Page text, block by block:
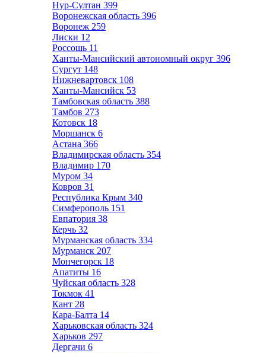
Нур-Султан 399
Воронежская область 396
Воронеж 259
Лиски 12
Россошь 11
Ханты-Мансийский автономный округ 396
Сургут 148
Нижневартовск 108
Ханты-Мансийск 53
Тамбовская область 388
Тамбов 273
Котовск 18
Моршанск 6
Астана 366
Владимирская область 354
Владимир 170
Муром 34
Ковров 31
Республика Крым 340
Симферополь 151
Евпатория 38
Керчь 32
Мурманская область 334
Мурманск 207
Мончегорск 18
Апатиты 16
Чуйская область 328
Токмок 41
Кант 28
Кара-Балта 14
Харьковская область 324
Харьков 297
Дергачи 6